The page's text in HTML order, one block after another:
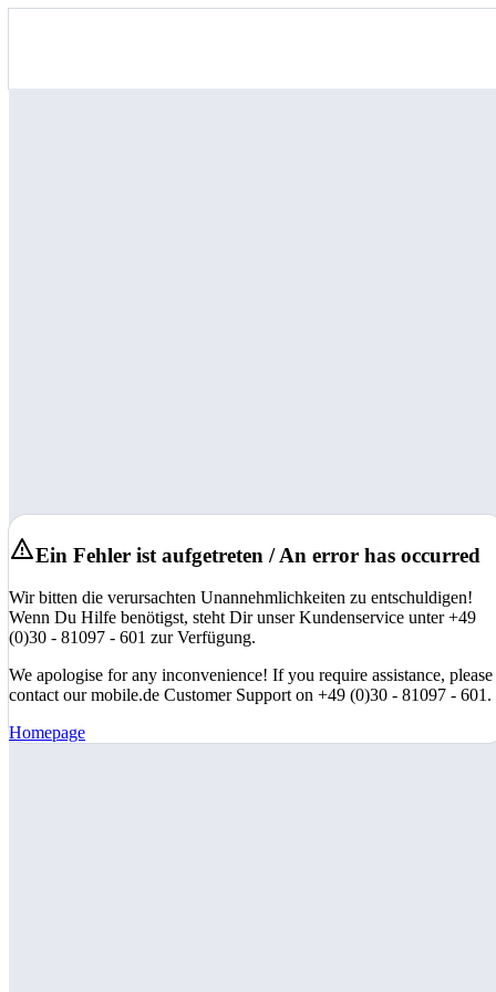
Ein Fehler ist aufgetreten / An error has occurred
Wir bitten die verursachten Unannehmlichkeiten zu entschuldigen!
Wenn Du Hilfe benötigst, steht Dir unser Kundenservice unter +49
(0)30 - 81097 - 601 zur Verfügung.
We apologise for any inconvenience! If you require assistance, please
contact our mobile.de Customer Support on +49 (0)30 - 81097 - 601.
Homepage